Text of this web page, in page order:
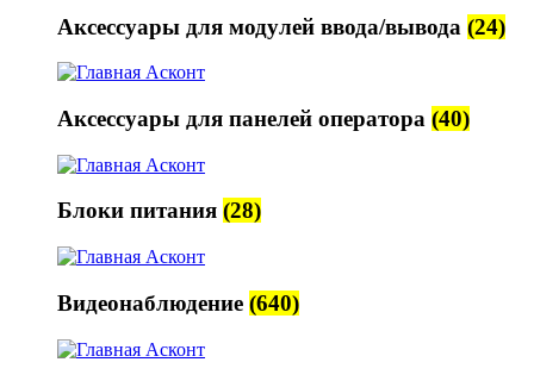
Аксессуары для модулей ввода/вывода (24)
Аксессуары для панелей оператора (40)
Блоки питания (28)
Видеонаблюдение (640)